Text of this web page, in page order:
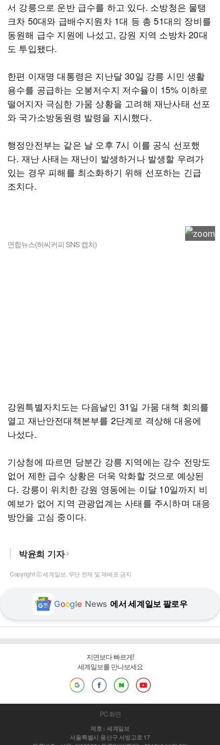
서 강릉으로 운반 급수를 하고 있다. 소방청은 물탱
크차 50대와 급배수지원차 1대 등 총 51대의 장비를
동원해 급수 지원에 나섰고, 강원 지역 소방차 20대
도 투입됐다.
한편 이재명 대통령은 지난달 30일 강릉 시민 생활
용수를 공급하는 오봉저수지 저수율이 15% 이하로
떨어지자 극심한 가뭄 상황을 고려해 재난사태 선포
와 국가소방동원령 발령을 지시했다.
행정안전부는 같은 날 오후 7시 이를 공식 선포했
다. 재난 사태는 재난이 발생하거나 발생할 우려가
있는 경우 피해를 최소화하기 위해 선포하는 긴급
조치다.
연합뉴스(허씨커피 SNS 캡처)
강원특별자치도는 다음날인 31일 가뭄 대책 회의를
열고 재난안전대책본부를 2단계로 격상해 대응에
나섰다.
기상청에 따르면 당분간 강릉 지역에는 강수 전망도
없어 제한 급수 상황은 더욱 악화할 것으로 예상된
다. 강릉이 위치한 강원 영동에는 이달 10일까지 비
예보가 없어 지역 관광업계는 사태를 주시하며 대응
방안을 고심 중이다.
박윤희 기자
Copyright ⓒ 세계일보. 무단 전재 및 재배포 금지
Google News 에서 세계일보 팔로우
지면보다 빠르게!
세계일보를 만나보세요
PC 화면
제호 : 세계일보
서울특별시 용산구 서빙고로 17